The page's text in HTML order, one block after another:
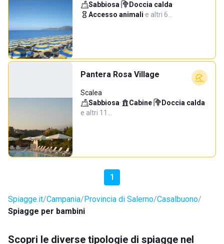
Sabbiosa· Doccia calda·
Accesso animali·e altri 6…
Pantera Rosa Village
Scalea
Sabbiosa· Cabine· Doccia calda·
e altri 11…
1
Spiagge.it Campania Provincia di Salerno Casalbuono
Spiagge per bambini
Scopri le diverse tipologie di spiagge nel